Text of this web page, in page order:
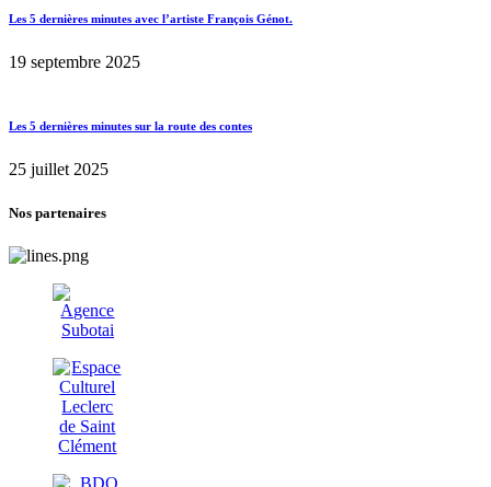
Les 5 dernières minutes avec l’artiste François Génot.
19 septembre 2025
Les 5 dernières minutes sur la route des contes
25 juillet 2025
Nos partenaires